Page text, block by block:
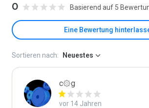
0 Basierend auf 5
Eine Bewertung
Sortieren nach: Neuestes
c۞g
vor 14 Jahren